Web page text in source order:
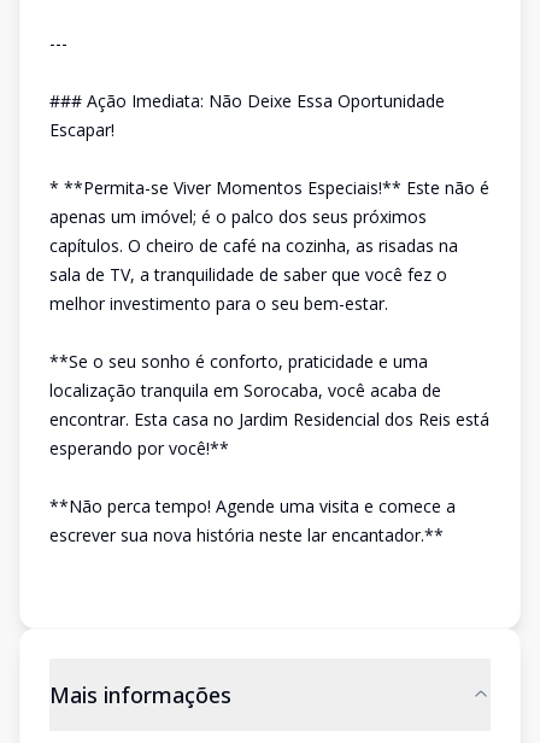
---
### Ação Imediata: Não Deixe Essa Oportunidade
Escapar!
* **Permita-se Viver Momentos Especiais!** Este não é
apenas um imóvel; é o palco dos seus próximos
capítulos. O cheiro de café na cozinha, as risadas na
sala de TV, a tranquilidade de saber que você fez o
melhor investimento para o seu bem-estar.
**Se o seu sonho é conforto, praticidade e uma
localização tranquila em Sorocaba, você acaba de
encontrar. Esta casa no Jardim Residencial dos Reis está
esperando por você!**
**Não perca tempo! Agende uma visita e comece a
escrever sua nova história neste lar encantador.**
Mais informações